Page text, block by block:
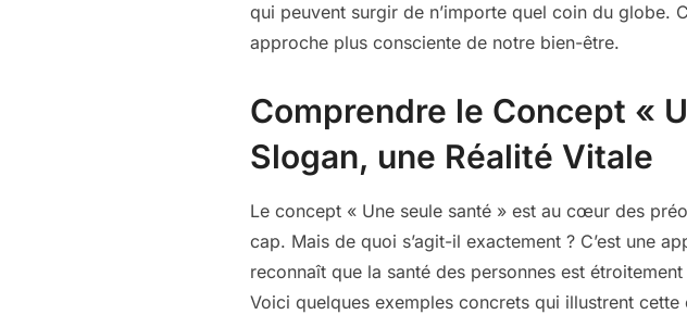
qui peuvent surgir de n’importe quel coin du globe.
approche plus consciente de notre bien-être.
Comprendre le Concept «
Slogan, une Réalité Vitale
Le concept « Une seule santé » est au cœur des
cap. Mais de quoi s’agit-il exactement ? C’est une
reconnaît que la santé des personnes est
Voici quelques exemples concrets qui illustrent cette